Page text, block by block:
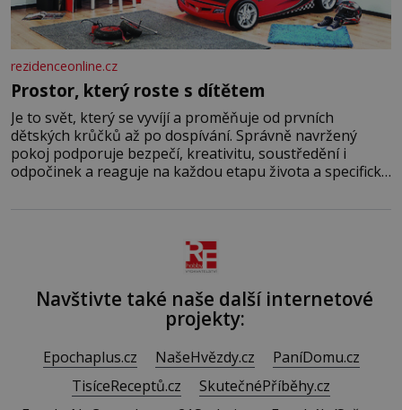
rezidenceonline.cz
Prostor, který roste s dítětem
Je to svět, který se vyvíjí a proměňuje od prvních
dětských krůčků až po dospívání. Správně navržený
pokoj podporuje bezpečí, kreativitu, soustředění i
odpočinek a reaguje na každou etapu života a specifické
Navštivte také naše další internetové
projekty:
Epochaplus.cz NašeHvězdy.cz
PaníDomu.cz
TisíceReceptů.cz
SkutečnéPříběhy.cz